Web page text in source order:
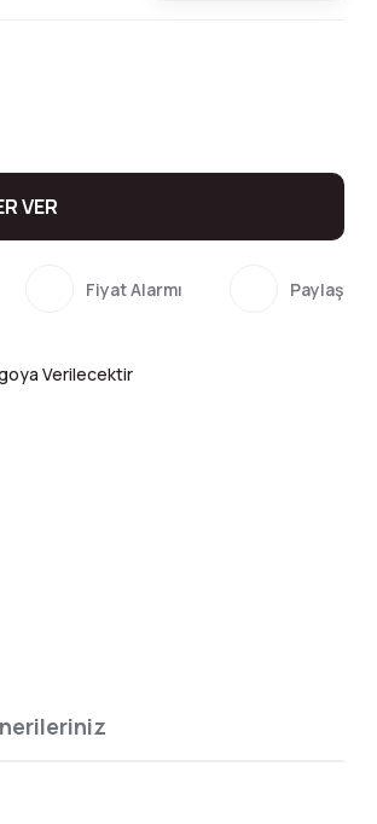
VER
Fiyat Alarmı Paylaş
Verilecektir